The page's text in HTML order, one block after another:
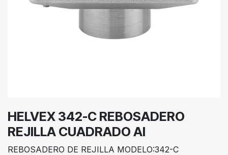
HELVEX 342-C REBOSADERO
REJILLA CUADRADO AI
REBOSADERO DE REJILLA MODELO:342-C